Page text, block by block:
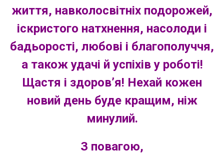
життя, навколосвітніх подорожей,
іскристого натхнення, насолоди і
бадьорості, любові і благополуччя,
а також удачі й успіхів у роботі!
Щастя і здоров’я! Нехай кожен
новий день буде кращим, ніж
минулий.
З повагою,